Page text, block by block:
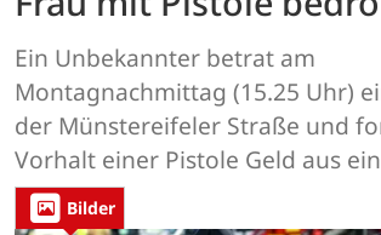
Ein Unbekannter betrat am
Montagnachmittag (15.25 Uhr)
der Münstereifeler Straße und
Vorhalt einer Pistole Geld aus
Bilder